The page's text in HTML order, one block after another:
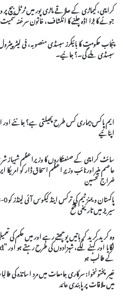
کراچی، کیماڑی کے علاقے ماڑی پور میں ٹرٹل بیچ
جوئے کا بڑا اڈہ چلنے کا انکشاف، خاتون سرغنہ سمیت 40 ملزمان
پنجاب حکومت کا بائیکرز سبسڈی منصوبہ، فی لیٹر
سبسڈی ملے گی۔؟ جانیے۔
ایم پاکس بیماری کس طرح پھیلتی ہے؟ جانئے اور
اپنائیے
سائٹ کراچی کے صنعتکاروں کا وزیراعظم شہباز
عاصم منیراورنائب وزیرِ اعظم اسحاق ڈار کو امریکا
خراج تحسین
سیریز میں تاریخی فتح
وہ کرید کرید کر باتیں پوچھتے رہے اور میں حکم کی
کے طالب ہو
خیبر پختونخوا: سرکاری جامعات میں مرد اساتذہ کی
میں ملاقات پر پابندی عائد